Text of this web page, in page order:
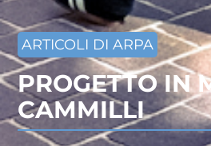
ARTICOLI DI ARPA
PROGETTO IN
CAMMILLI